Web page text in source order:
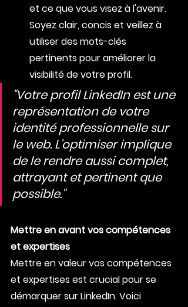
et ce que vous visez à l'avenir.
Soyez clair, concis et veillez à
utiliser des mots-clés
pertinents pour améliorer la
visibilité de votre profil.
"Votre profil LinkedIn est une
représentation de votre
identité professionnelle sur
le web. L'optimiser implique
de le rendre aussi complet,
attrayant et pertinent que
possible."
Mettre en avant vos compétences
et expertises
Mettre en valeur vos compétences
et expertises est crucial pour se
démarquer sur LinkedIn. Voici